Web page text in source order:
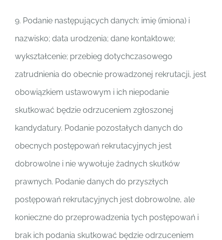
9. Podanie następujących danych: imię (imiona) i
nazwisko; data urodzenia; dane kontaktowe;
wykształcenie; przebieg dotychczasowego
zatrudnienia do obecnie prowadzonej rekrutacji, jest
obowiązkiem ustawowym i ich niepodanie
skutkować będzie odrzuceniem zgłoszonej
kandydatury. Podanie pozostałych danych do
obecnych postępowań rekrutacyjnych jest
dobrowolne i nie wywołuje żadnych skutków
prawnych. Podanie danych do przyszłych
postępowań rekrutacyjnych jest dobrowolne, ale
konieczne do przeprowadzenia tych postępowań i
brak ich podania skutkować będzie odrzuceniem